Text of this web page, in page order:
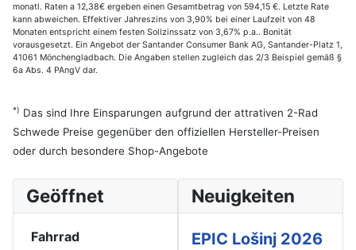
monatl. Raten a 12,38€ ergeben einen Gesamtbetrag von 594,15 €. Letzte Rate
kann abweichen. Effektiver Jahreszins von 3,90% bei einer Laufzeit von 48
Monaten entspricht einem festen Sollzinssatz von 3,67% p.a.. Bonität
vorausgesetzt. Ein Angebot der Santander Consumer Bank AG, Santander-Platz 1,
41061 Mönchengladbach. Die Angaben stellen zugleich das 2/3 Beispiel gemäß §
6a Abs. 4 PAngV dar.
*) Das sind Ihre Einsparungen aufgrund der attrativen 2-Rad
Schwede Preise gegenüber den offiziellen Hersteller-Preisen
oder durch besondere Shop-Angebote
Geöffnet
Fahrrad
Neuigkeiten
EPIC Lošinj 2026